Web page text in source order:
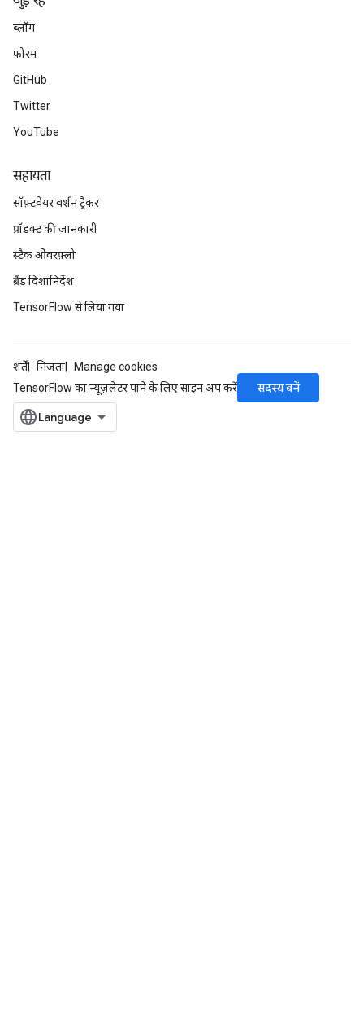
ब्लॉग
फ़ोरम
GitHub
Twitter
YouTube
सहायता
सॉफ़्टवेयर वर्शन ट्रैकर
प्रॉडक्ट की जानकारी
स्टैक ओवरफ़्लो
ब्रैंड दिशानिर्देश
TensorFlow से लिया गया
शर्तें निजता
Manage cookies
TensorFlow का न्यूज़लेटर पाने के लिए साइन अप करें
सदस्य बनें